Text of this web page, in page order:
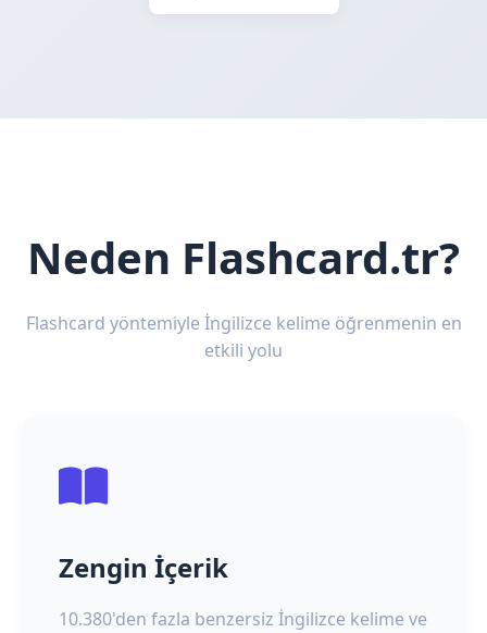
Neden Flashcard.tr?
Flashcard yöntemiyle İngilizce kelime öğrenmenin en
etkili yolu
Zengin İçerik
10.380'den fazla benzersiz İngilizce kelime ve